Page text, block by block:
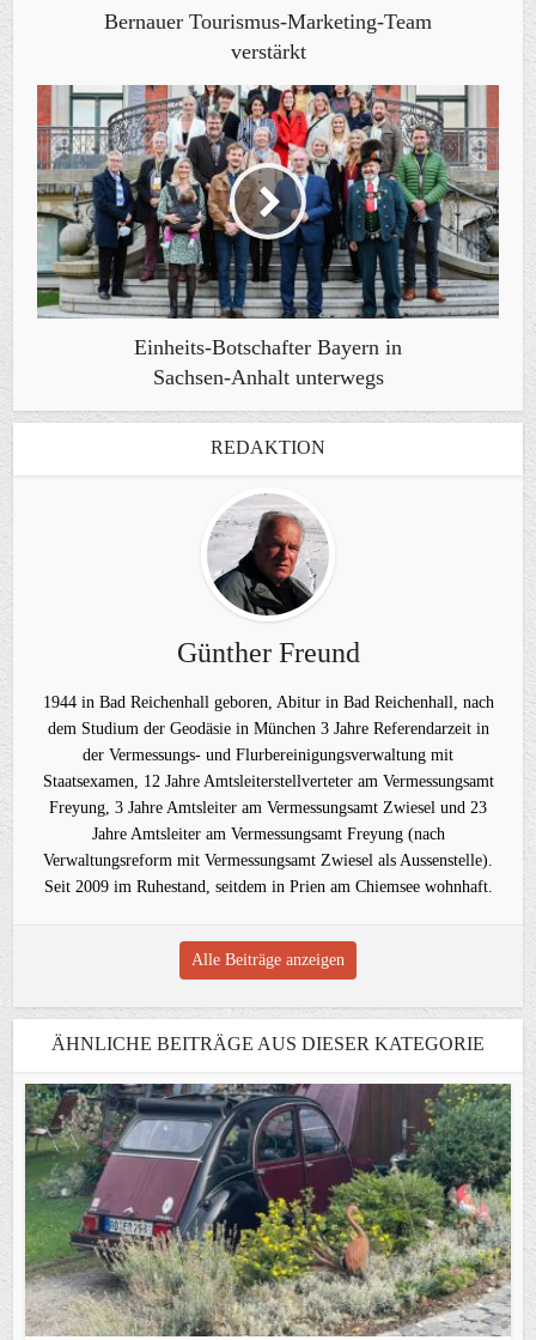
Bernauer Tourismus-Marketing-Team
verstärkt
Einheits-Botschafter Bayern in
Sachsen-Anhalt unterwegs
REDAKTION
Günther Freund
1944 in Bad Reichenhall geboren, Abitur in Bad Reichenhall, nach
dem Studium der Geodäsie in München 3 Jahre Referendarzeit in
der Vermessungs- und Flurbereinigungsverwaltung mit
Staatsexamen, 12 Jahre Amtsleiterstellverteter am Vermessungsamt
Freyung, 3 Jahre Amtsleiter am Vermessungsamt Zwiesel und 23
Jahre Amtsleiter am Vermessungsamt Freyung (nach
Verwaltungsreform mit Vermessungsamt Zwiesel als Aussenstelle).
Seit 2009 im Ruhestand, seitdem in Prien am Chiemsee wohnhaft.
Alle Beiträge anzeigen
ÄHNLICHE BEITRÄGE AUS DIESER KATEGORIE